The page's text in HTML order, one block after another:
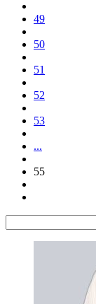
49
50
51
52
53
...
55